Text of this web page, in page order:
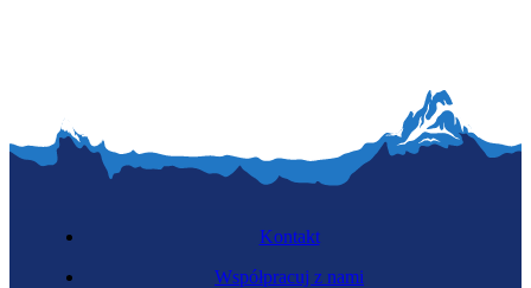
Kontakt
Współpracuj z nami